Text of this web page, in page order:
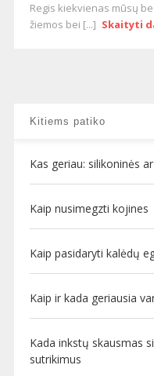
Regis kiekvienas mūsų
žiemos bei [...] Skaityti
Kitiems patiko
Kas geriau: silikoninės
Kaip nusimegzti kojines
Kaip pasidaryti kalėdų
Kaip ir kada geriausia
Kada inkstų skausmas
sutrikimus